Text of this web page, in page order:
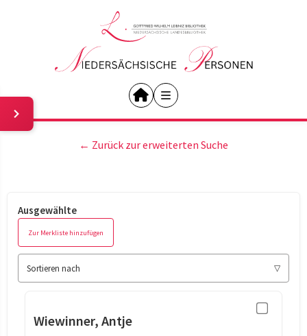
← Zurück zur erweiterten Suche
Ausgewählte
Zur Merkliste hinzufügen
Sortieren nach
Wiewinner, Antje